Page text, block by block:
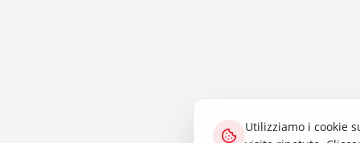
Utilizziamo i cookie